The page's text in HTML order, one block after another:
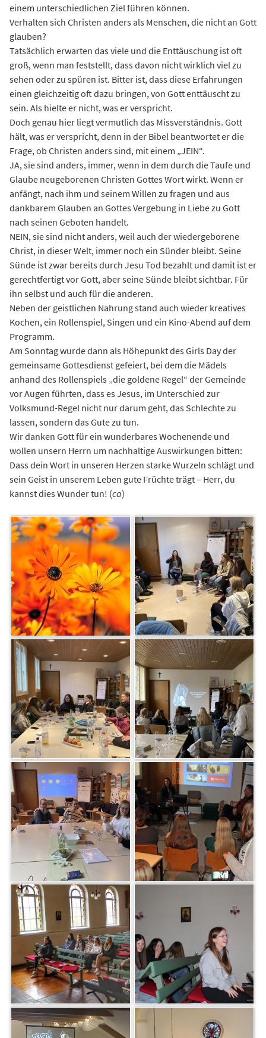
einem unterschiedlichen Ziel führen können.
Verhalten sich Christen anders als Menschen, die nicht an Gott
glauben?
Tatsächlich erwarten das viele und die Enttäuschung ist oft
groß, wenn man feststellt, dass davon nicht wirklich viel zu
sehen oder zu spüren ist. Bitter ist, dass diese Erfahrungen
einen gleichzeitig oft dazu bringen, von Gott enttäuscht zu
sein. Als hielte er nicht, was er verspricht.
Doch genau hier liegt vermutlich das Missverständnis. Gott
hält, was er verspricht, denn in der Bibel beantwortet er die
Frage, ob Christen anders sind, mit einem „JEIN“.
JA, sie sind anders, immer, wenn in dem durch die Taufe und
Glaube neugeborenen Christen Gottes Wort wirkt. Wenn er
anfängt, nach ihm und seinem Willen zu fragen und aus
dankbarem Glauben an Gottes Vergebung in Liebe zu Gott
nach seinen Geboten handelt.
NEIN, sie sind nicht anders, weil auch der wiedergeborene
Christ, in dieser Welt, immer noch ein Sünder bleibt. Seine
Sünde ist zwar bereits durch Jesu Tod bezahlt und damit ist er
gerechtfertigt vor Gott, aber seine Sünde bleibt sichtbar. Für
ihn selbst und auch für die anderen.
Neben der geistlichen Nahrung stand auch wieder kreatives
Kochen, ein Rollenspiel, Singen und ein Kino-Abend auf dem
Programm.
Am Sonntag wurde dann als Höhepunkt des Girls Day der
gemeinsame Gottesdienst gefeiert, bei dem die Mädels
anhand des Rollenspiels „die goldene Regel“ der Gemeinde
vor Augen führten, dass es Jesus, im Unterschied zur
Volksmund-Regel nicht nur darum geht, das Schlechte zu
lassen, sondern das Gute zu tun.
Wir danken Gott für ein wunderbares Wochenende und
wollen unsern Herrn um nachhaltige Auswirkungen bitten:
Dass dein Wort in unseren Herzen starke Wurzeln schlägt und
sein Geist in unserem Leben gute Früchte trägt – Herr, du
kannst dies Wunder tun! (ca)